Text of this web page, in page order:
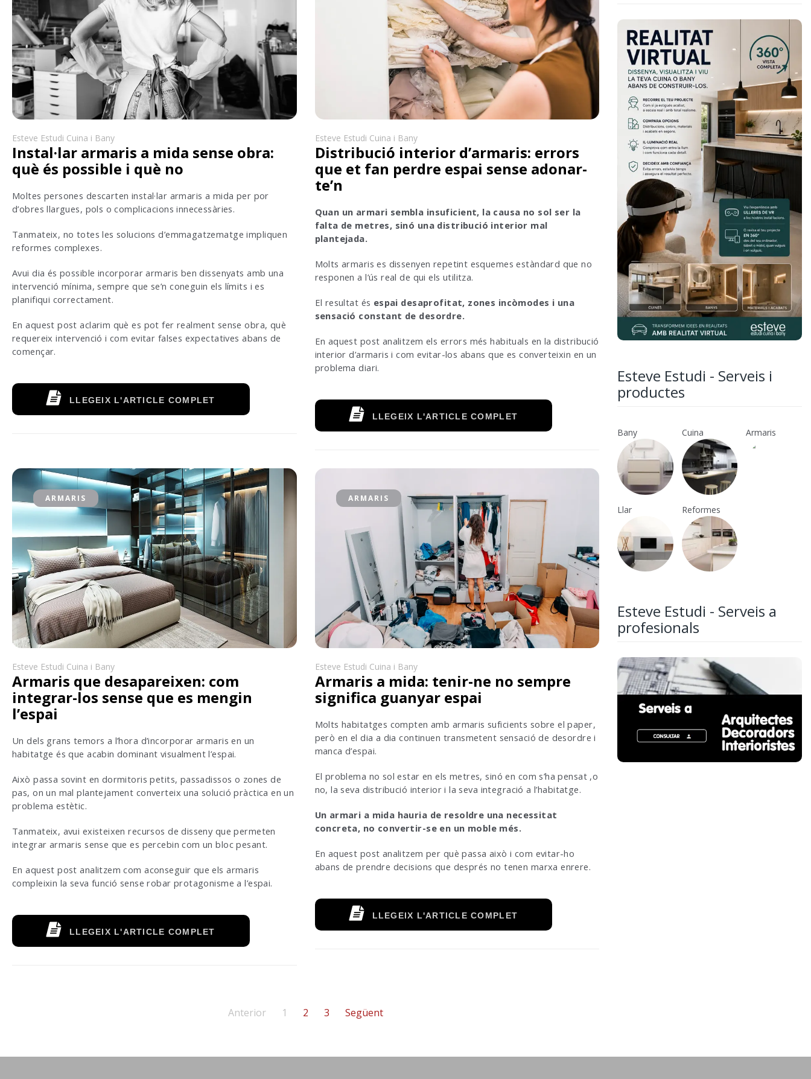
Esteve Estudi Cuina i Bany
Instal·lar armaris a mida sense obra:
què és possible i què no
Moltes persones descarten instal·lar armaris a mida per por
d’obres llargues, pols o complicacions innecessàries.
Tanmateix, no totes les solucions d’emmagatzematge impliquen
reformes complexes.
Avui dia és possible incorporar armaris ben dissenyats amb una
intervenció mínima, sempre que se’n coneguin els límits i es
planifiqui correctament.
En aquest post aclarim què es pot fer realment sense obra, què
requereix intervenció i com evitar falses expectatives abans de
començar.
LLEGEIX L'ARTICLE COMPLET
Esteve Estudi Cuina i Bany
Distribució interior d’armaris: errors
que et fan perdre espai sense adonar-
te’n
Quan un armari sembla insuficient, la causa no sol ser la
falta de metres, sinó una distribució interior mal
plantejada.
Molts armaris es dissenyen repetint esquemes estàndard que no
responen a l’ús real de qui els utilitza.
El resultat és espai desaprofitat, zones incòmodes i una
sensació constant de desordre.
En aquest post analitzem els errors més habituals en la distribució
interior d’armaris i com evitar-los abans que es converteixin en un
problema diari.
LLEGEIX L'ARTICLE COMPLET
ARMARIS
Esteve Estudi Cuina i Bany
Armaris que desapareixen: com
integrar-los sense que es mengin
l’espai
Un dels grans temors a l’hora d’incorporar armaris en un
habitatge és que acabin dominant visualment l’espai.
Això passa sovint en dormitoris petits, passadissos o zones de
pas, on un mal plantejament converteix una solució pràctica en un
problema estètic.
Tanmateix, avui existeixen recursos de disseny que permeten
integrar armaris sense que es percebin com un bloc pesant.
En aquest post analitzem com aconseguir que els armaris
compleixin la seva funció sense robar protagonisme a l’espai.
LLEGEIX L'ARTICLE COMPLET
ARMARIS
Esteve Estudi Cuina i Bany
Armaris a mida: tenir-ne no sempre
significa guanyar espai
Molts habitatges compten amb armaris suficients sobre el paper,
però en el dia a dia continuen transmetent sensació de desordre i
manca d’espai.
El problema no sol estar en els metres, sinó en com s’ha pensat ,o
no, la seva distribució interior i la seva integració a l’habitatge.
Un armari a mida hauria de resoldre una necessitat
concreta, no convertir-se en un moble més.
En aquest post analitzem per què passa això i com evitar-ho
abans de prendre decisions que després no tenen marxa enrere.
LLEGEIX L'ARTICLE COMPLET
Anterior 1 2 3 Següent
Esteve Estudi - Serveis i
productes
Bany Cuina Armaris
Llar Reformes
Esteve Estudi - Serveis a
profesionals